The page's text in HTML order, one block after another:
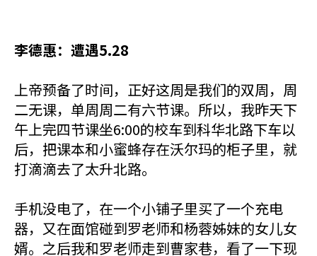
李德惠：遭遇5.28
上帝预备了时间，正好这周是我们的双周，周
二无课，单周周二有六节课。所以，我昨天下
午上完四节课坐6:00的校车到科华北路下车以
后，把课本和小蜜蜂存在沃尔玛的柜子里，就
打滴滴去了太升北路。
手机没电了，在一个小铺子里买了一个充电
器，又在面馆碰到罗老师和杨蓉姊妹的女儿女
婿。之后我和罗老师走到曹家巷，看了一下现